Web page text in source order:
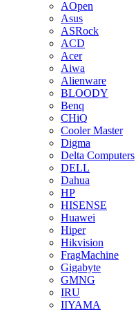
AOpen
Asus
ASRock
ACD
Acer
Aiwa
Alienware
BLOODY
Benq
CHiQ
Cooler Master
Digma
Delta Computers
DELL
Dahua
HP
HISENSE
Huawei
Hiper
Hikvision
FragMachine
Gigabyte
GMNG
IRU
IIYAMA